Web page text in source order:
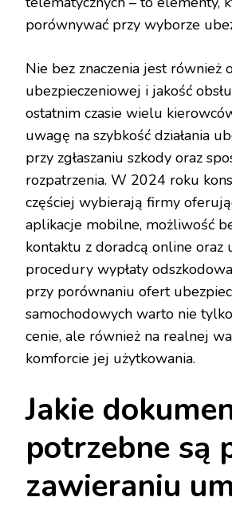
porównywać przy wyborze
Nie bez znaczenia jest również
ubezpieczeniowej i jakość
ostatnim czasie wielu
uwagę na szybkość działania
przy zgłaszaniu szkody oraz
rozpatrzenia. W 2024 roku
częściej wybierają firmy
aplikacje mobilne, możliwość
kontaktu z doradcą online oraz
procedury wypłaty
przy porównaniu ofert
samochodowych warto nie
cenie, ale również na realnej
komforcie jej użytkowania.
Jakie
potrzebne są
zawieraniu